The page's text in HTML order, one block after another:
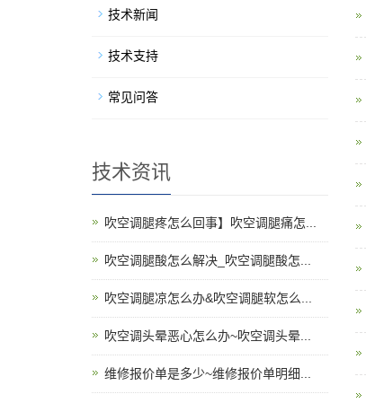
技术新闻
技术支持
常见问答
技术资讯
吹空调腿疼怎么回事】吹空调腿痛怎...
吹空调腿酸怎么解决_吹空调腿酸怎...
吹空调腿凉怎么办&吹空调腿软怎么...
吹空调头晕恶心怎么办~吹空调头晕...
维修报价单是多少~维修报价单明细...